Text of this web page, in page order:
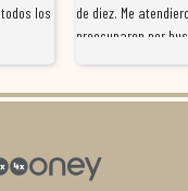
de diez. Me atendieron con
preocuparon por buscar una
con el cliente, y me ofrecieron